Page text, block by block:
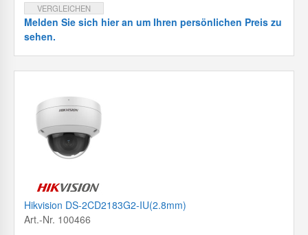
VERGLEICHEN
Melden Sie sich hier an um Ihren persönlichen Preis zu
sehen.
Hikvision DS-2CD2183G2-IU(2.8mm)
Art.-Nr. 100466